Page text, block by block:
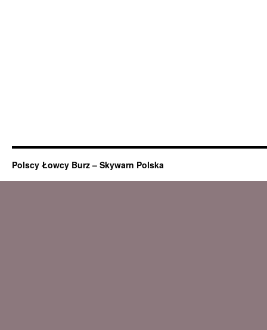
Polscy Łowcy Burz – Skywarn Polska